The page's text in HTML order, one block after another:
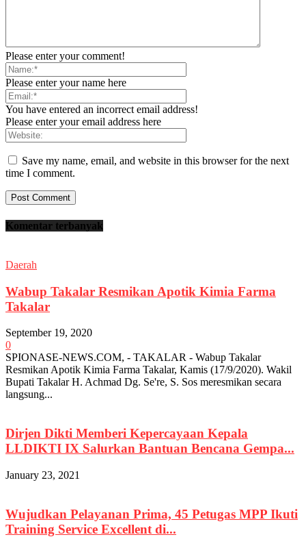
Please enter your comment!
Please enter your name here
You have entered an incorrect email address!
Please enter your email address here
Save my name, email, and website in this browser for the next
time I comment.
Komentar terbanyak
Daerah
Wabup Takalar Resmikan Apotik Kimia Farma
Takalar
September 19, 2020
0
SPIONASE-NEWS.COM, - TAKALAR - Wabup Takalar
Resmikan Apotik Kimia Farma Takalar, Kamis (17/9/2020). Wakil
Bupati Takalar H. Achmad Dg. Se're, S. Sos meresmikan secara
langsung...
Dirjen Dikti Memberi Kepercayaan Kepala
LLDIKTI IX Salurkan Bantuan Bencana Gempa...
January 23, 2021
Wujudkan Pelayanan Prima, 45 Petugas MPP Ikuti
Training Service Excellent di...